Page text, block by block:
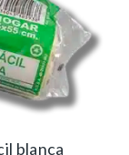
blanca